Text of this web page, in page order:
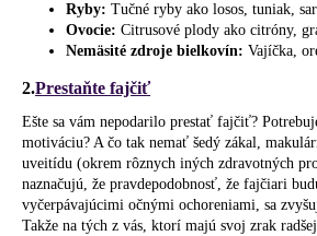
Ryby: Tučné ryby ako losos, tuniak,
Ovocie: Citrusové plody ako citróny,
Nemäsité zdroje bielkovín: Vajíčka,
2.Prestaňte fajčiť
Ešte sa vám nepodarilo prestať fajčiť?
motiváciu? A čo tak nemať šedý zákal,
uveitídu (okrem rôznych iných zdravotných
naznačujú, že pravdepodobnosť, že fajčiari
vyčerpávajúcimi očnými ochoreniami, sa
Takže na tých z vás, ktorí majú svoj zrak